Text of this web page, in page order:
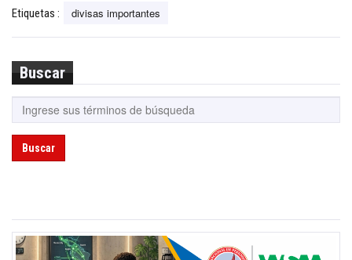
Etiquetas : divisas importantes
Buscar
Buscar